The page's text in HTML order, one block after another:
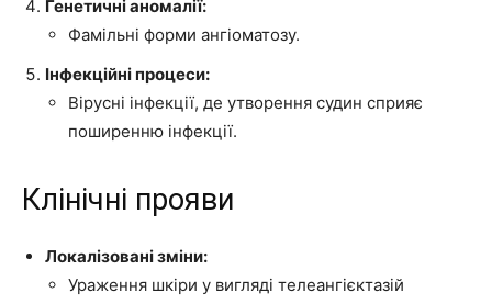
Генетичні аномалії:
Фамільні форми ангіоматозу.
Інфекційні процеси:
Вірусні інфекції, де утворення судин сприяє
поширенню інфекції.
Клінічні прояви
Локалізовані зміни:
Ураження шкіри у вигляді телеангієктазій